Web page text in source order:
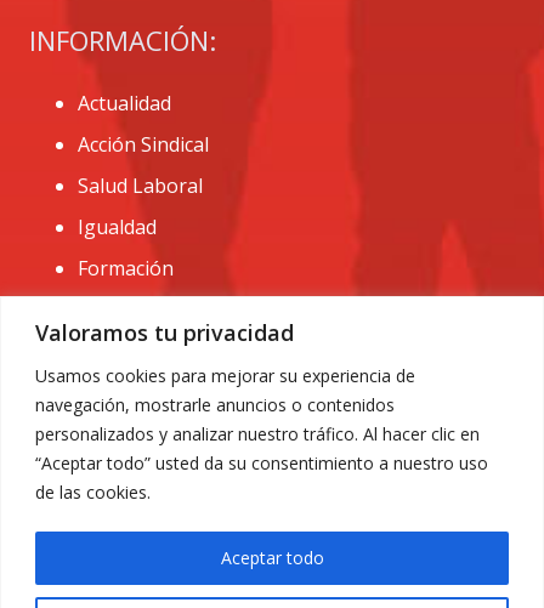
Valoramos tu privacidad
Usamos cookies para mejorar su experiencia de
navegación, mostrarle anuncios o contenidos
personalizados y analizar nuestro tráfico. Al hacer clic en
“Aceptar todo” usted da su consentimiento a nuestro uso
de las cookies.
Aceptar todo
INFORMACIÓN:
Actualidad
Acción Sindical
Salud Laboral
Igualdad
Formación
CONTACTO:
administracion@usomurcia.org
968 25 01 20
C/ Huerto de las bombas nº6. 30009 Murcia